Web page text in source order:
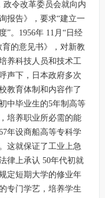
政令改革委员会就向内
报告》，要求“建立一
”。1956年 11月“日经
的意见书》，对新教
养科技人员和技术工
声下，日本政府多次
教育体制和内容作了
中毕业生的5年制高等
培养职业所必需的能
年设商船高等专科学
这就保证了工业上急
律上承认 50年代初就
定短期大学的修业年
专门学艺，培养学生